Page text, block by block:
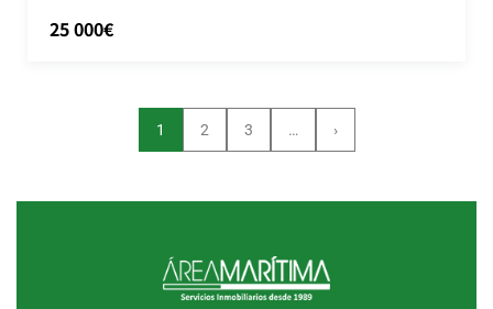
25 000€
1 2 3 … ›